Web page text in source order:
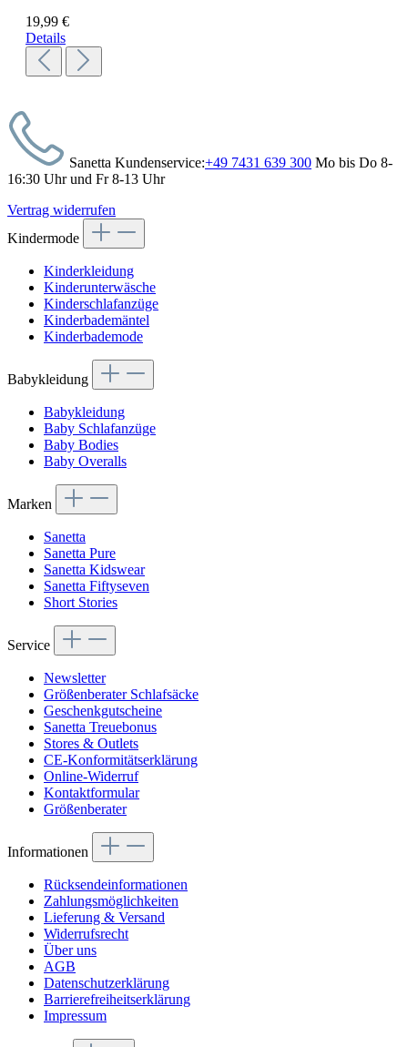
19,99 €
Details
Sanetta Kundenservice:+49 7431 639 300 Mo bis Do 8-
16:30 Uhr und Fr 8-13 Uhr
Vertrag widerrufen
Kindermode
Kinderkleidung
Kinderunterwäsche
Kinderschlafanzüge
Kinderbademäntel
Kinderbademode
Babykleidung
Babykleidung
Baby Schlafanzüge
Baby Bodies
Baby Overalls
Marken
Sanetta
Sanetta Pure
Sanetta Kidswear
Sanetta Fiftyseven
Short Stories
Service
Newsletter
Größenberater Schlafsäcke
Geschenkgutscheine
Sanetta Treuebonus
Stores & Outlets
CE-Konformitätserklärung
Online-Widerruf
Kontaktformular
Größenberater
Informationen
Rücksendeinformationen
Zahlungsmöglichkeiten
Lieferung & Versand
Widerrufsrecht
Über uns
AGB
Datenschutzerklärung
Barrierefreiheitserklärung
Impressum